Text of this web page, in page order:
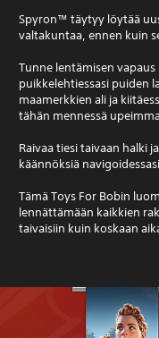
Spyron™ täytyy löytää
valtakuntaa, ennen kuin
Tunne lentämisen
puikkelehtiessasi puiden
maamerkkien ali ja
tähän mennessä
Raivaa tiesi taivaan halki
käännöksiä
Tämä Toys For Bobin
lennättämään kaikkien
taivaisiin kuin koskaan